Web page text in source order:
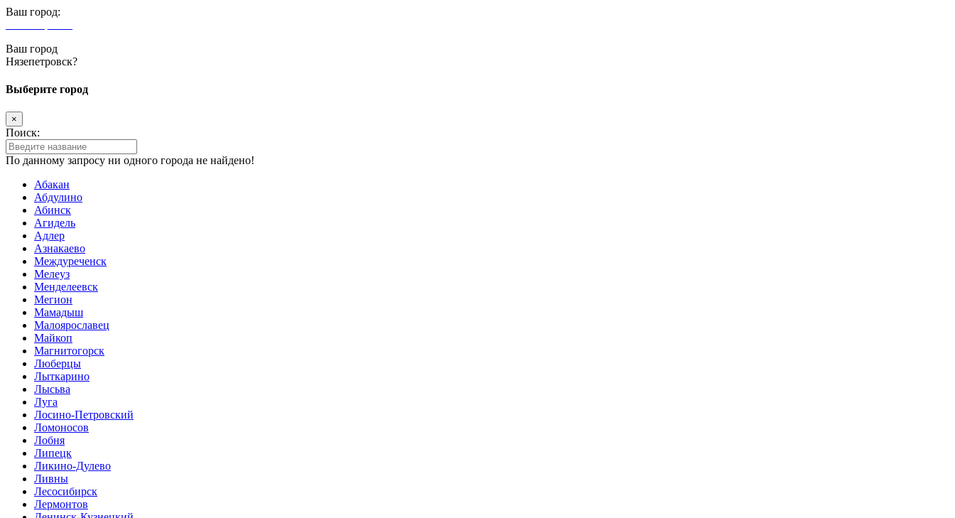
Ваш город:
Ваш город
Нязепетровск?
Выберите город
×
Поиск:
По данному запросу ни одного города не найдено!
Абакан
Абдулино
Абинск
Агидель
Адлер
Азнакаево
Междуреченск
Мелеуз
Менделеевск
Мегион
Мамадыш
Малоярославец
Майкоп
Магнитогорск
Люберцы
Лыткарино
Лысьва
Луга
Лосино-Петровский
Ломоносов
Лобня
Липецк
Ликино-Дулево
Ливны
Лесосибирск
Лермонтов